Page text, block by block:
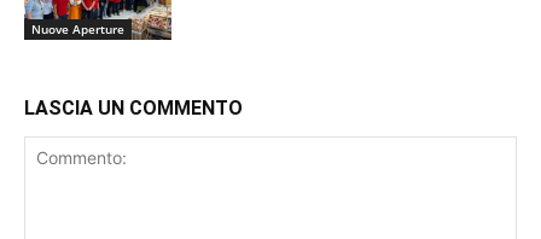
Nuove Aperture
LASCIA UN COMMENTO